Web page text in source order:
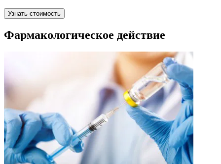
Узнать стоимость
Фармакологическое действие